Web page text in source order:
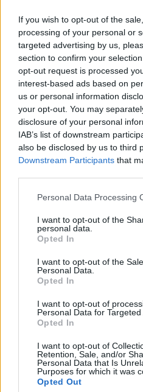
If you wish to opt-out of the
processing of your personal or
targeted advertising by us,
section to confirm your
opt-out request is processed
interest-based ads based on
us or personal information
your opt-out. You may
disclosure of your personal
IAB’s list of downstream
also be disclosed by us to third
Downstream Participants that
Personal Data Processing
I want to opt-out of the
personal data.
Opted In
I want to opt-out of the
Personal Data.
Opted In
I want to opt-out of
Personal Data for Targeted
Opted In
I want to opt-out of
Retention, Sale, and/or
Personal Data that Is
Purposes for which it was
Opted Out
Žmonės Užsienio žvaigždės
Pirmasis
Karoliu III virto
2026 m. rugpjūčio 8 d. 08:33
Lrytas.lt
Televizijos žvaigždė
prisiminė itin
pateko susitikusi su
Pirmoji jų pažintis
ji ne tik užgriuvo
išspjovė jam į veidą